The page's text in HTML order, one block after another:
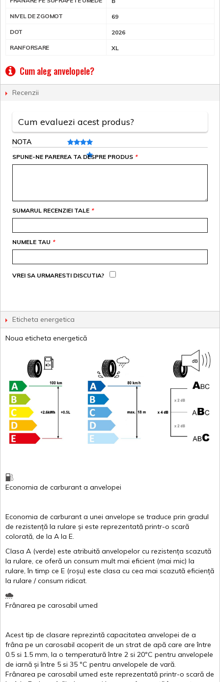
NIVEL DE ZGOMOT 69
DOT 2026
RANFORSARE XL
Cum aleg anvelopele?
Recenzii
Cum evaluezi acest produs?
NOTA
*
SPUNE-NE PAREREA TA DESPRE PRODUS
*
SUMARUL RECENZIEI TALE
*
NUMELE TAU
VREI SA URMARESTI DISCUTIA?
Eticheta energetica
Noua eticheta energetică
Economia de carburant a anvelopei
Economia de carburant a unei anvelope se traduce prin gradul
de rezistență la rulare și este reprezentată printr-o scară
colorată, de la A la E.
Clasa A (verde) este atribuită anvelopelor cu rezistența scazută
la rulare, ce oferă un consum mult mai eficient (mai mic) la
rulare,în timp ce E (roșu) este clasa cu cea mai scazută eficiență
la rulare /consum ridicat.
Frânarea pe carosabil umed
Acest tip de clasare reprezintă capacitatea anvelopei de a
frâna pe un carosabil acoperit de un strat de apă care areîntre
0.5 si 1.5 mm, la o temperatură între 2 si 20ºC pentru anvelopele
de iarnă și între 5 si 35 ºC pentru anvelopele de vară.
Frânarea pe carosabil umed este reprezentată printr-o scară de